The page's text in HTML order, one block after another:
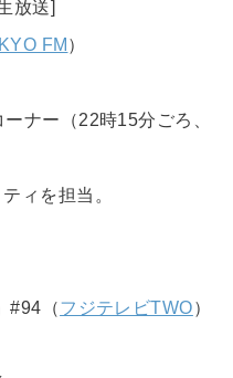
放送]
FM ）
ナー（22時15分ごろ、
ィを担当。
#94（フジテレビTWO）